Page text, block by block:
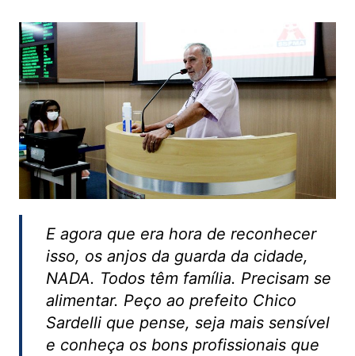
E agora que era hora de reconhecer
isso, os anjos da guarda da cidade,
NADA. Todos têm família. Precisam se
alimentar. Peço ao prefeito Chico
Sardelli que pense, seja mais sensível
e conheça os bons profissionais que